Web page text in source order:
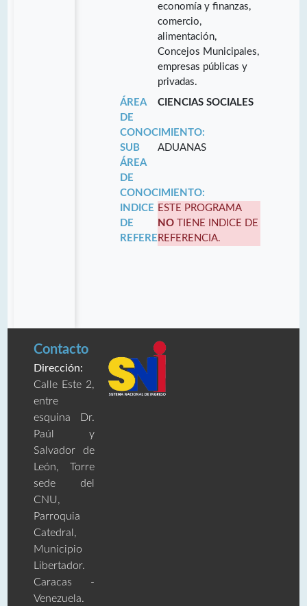
economía y finanzas,
comercio,
alimentación,
Concejos Municipales,
empresas públicas y
privadas.
ÁREA
DE
CONOCIMIENTO:
CIENCIAS SOCIALES
SUB
ÁREA
DE
CONOCIMIENTO:
ADUANAS
INDICE
DE
REFERENCIA:
ESTE PROGRAMA
NO TIENE INDICE DE
REFERENCIA.
Contacto
Dirección:
Calle Este 2,
entre
esquina Dr.
Paúl y
Salvador de
León, Torre
sede del
CNU,
Parroquia
Catedral,
Municipio
Libertador.
Caracas -
Venezuela.